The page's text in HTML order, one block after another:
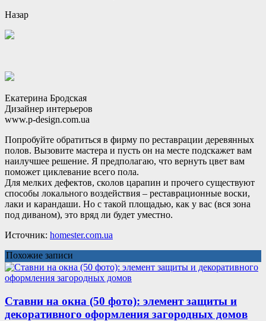
Назар
Екатерина Бродская
Дизайнер интерьеров
www.p-design.com.ua
Попробуйте обратиться в фирму по реставрации деревянных
полов. Вызовите мастера и пусть он на месте подскажет вам
наилучшее решение. Я предполагаю, что вернуть цвет вам
поможет циклевание всего пола.
Для мелких дефектов, сколов царапин и прочего существуют
способы локального воздействия – реставрационные воски,
лаки и карандаши. Но с такой площадью, как у вас (вся зона
под диваном), это вряд ли будет уместно.
Источник: homester.com.ua
Похожие записи
Ставни на окна (50 фото): элемент защиты и
декоративного оформления загородных домов